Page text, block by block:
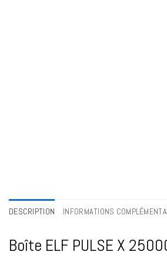
DESCRIPTION INFORMATIONS
Boîte ELF PULSE X